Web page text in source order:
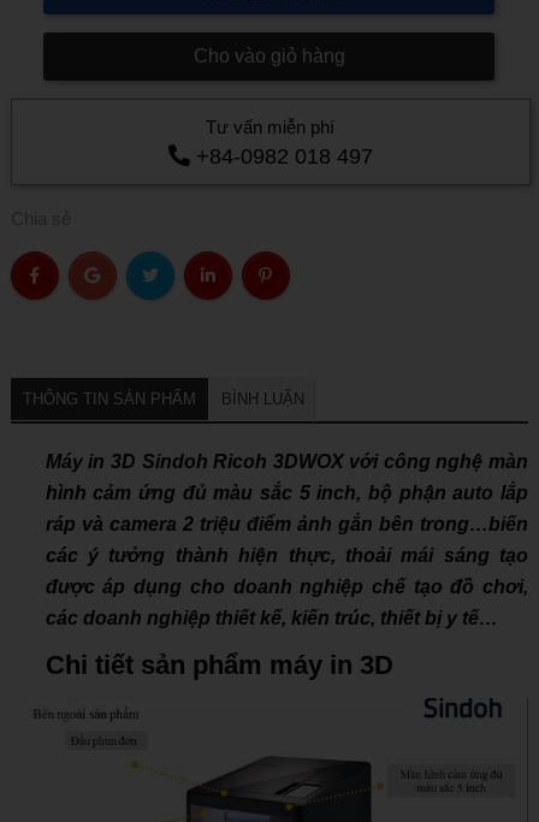
Cho vào giỏ hàng
Tư vấn miễn phí
+84-0982 018 497
THÔNG TIN SẢN PHẨM BÌNH LUẬN
Máy in 3D Sindoh Ricoh 3DWOX với công nghệ màn
hình cảm ứng đủ màu sắc 5 inch, bộ phận auto lắp
ráp và camera 2 triệu điểm ảnh gắn bên trong…biến
các ý tưởng thành hiện thực, thoải mái sáng tạo
được áp dụng cho doanh nghiệp chế tạo đồ chơi,
các doanh nghiệp thiết kế, kiến trúc, thiết bị y tế…
Chi tiết sản phẩm máy in 3D